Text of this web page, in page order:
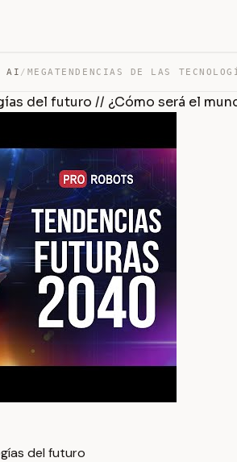
AI /
del futuro // ¿Cómo será el
del futuro